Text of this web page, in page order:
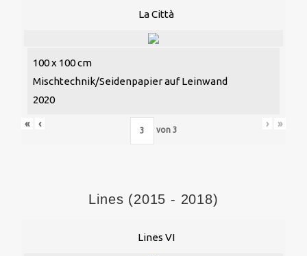
La Città
100 x 100 cm
Mischtechnik/Seidenpapier auf Leinwand
2020
« ‹
von 3
› »
Lines (2015 - 2018)
Lines VI